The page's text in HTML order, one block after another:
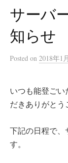
サーバ
知らせ
Posted on 2018年1
いつも能登ご
だきありがとう
下記の日程で、
す。